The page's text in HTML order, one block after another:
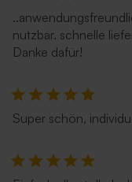
nutzbar. schnelle
Danke dafür!
Super schön,